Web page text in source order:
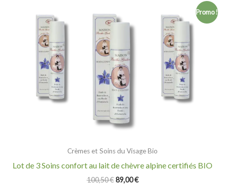
Promo !
Crèmes et Soins du Visage Bio
Lot de 3 Soins confort au lait de chèvre alpine certifiés BIO
100,50€
prix
initial
89,00€